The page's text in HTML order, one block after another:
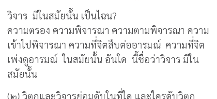
วิจาร มีในสมัยนั้น เป็นไฉน?
ความตรอง ความพิจารณา ความตามพิจารณา ความ
เข้าไปพิจารณา ความที่จิตสืบต่ออารมณ์ ความที่จิต
เพ่งดูอารมณ์ ในสมัยนั้น อันใด นี้ชื่อว่าวิจาร มีใน
สมัยนั้น
(๒) วิตกและวิจารย่อมดับในที่ใด และใครดับวิตก